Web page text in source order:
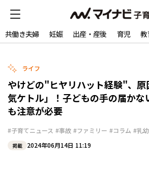
共働き夫婦 妊娠 出産・産後 育児 教
ライフ
やけどの"ヒヤリハット経験"、
気ケトル」！子どもの手の届かな
も注意が必要
#子育てニュース #事故 #ファミリー #コラム #乳
掲載 2024年06月14日 11:19